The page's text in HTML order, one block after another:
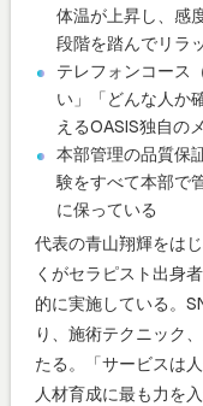
体温が上昇し、感
段階を踏んでリラ
テレフォンコース
い」「どんな人か
えるOASIS独自の
本部管理の品質保
験をすべて本部で
に保っている
代表の青山翔輝をは
くがセラピスト出身
的に実施している。
り、施術テクニック
たる。「サービスは
人材育成に最も力を